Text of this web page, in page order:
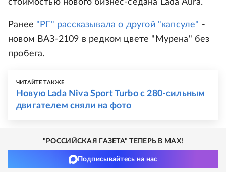
стоимостью нового бизнес-седана Lada Aura.
Ранее "РГ" рассказывала о другой "капсуле" -
новом ВАЗ-2109 в редком цвете "Мурена" без
пробега.
ЧИТАЙТЕ ТАКЖЕ
Новую Lada Niva Sport Turbo с 280-сильным
двигателем сняли на фото
"РОССИЙСКАЯ ГАЗЕТА" ТЕПЕРЬ В MAX!
Подписывайтесь на нас